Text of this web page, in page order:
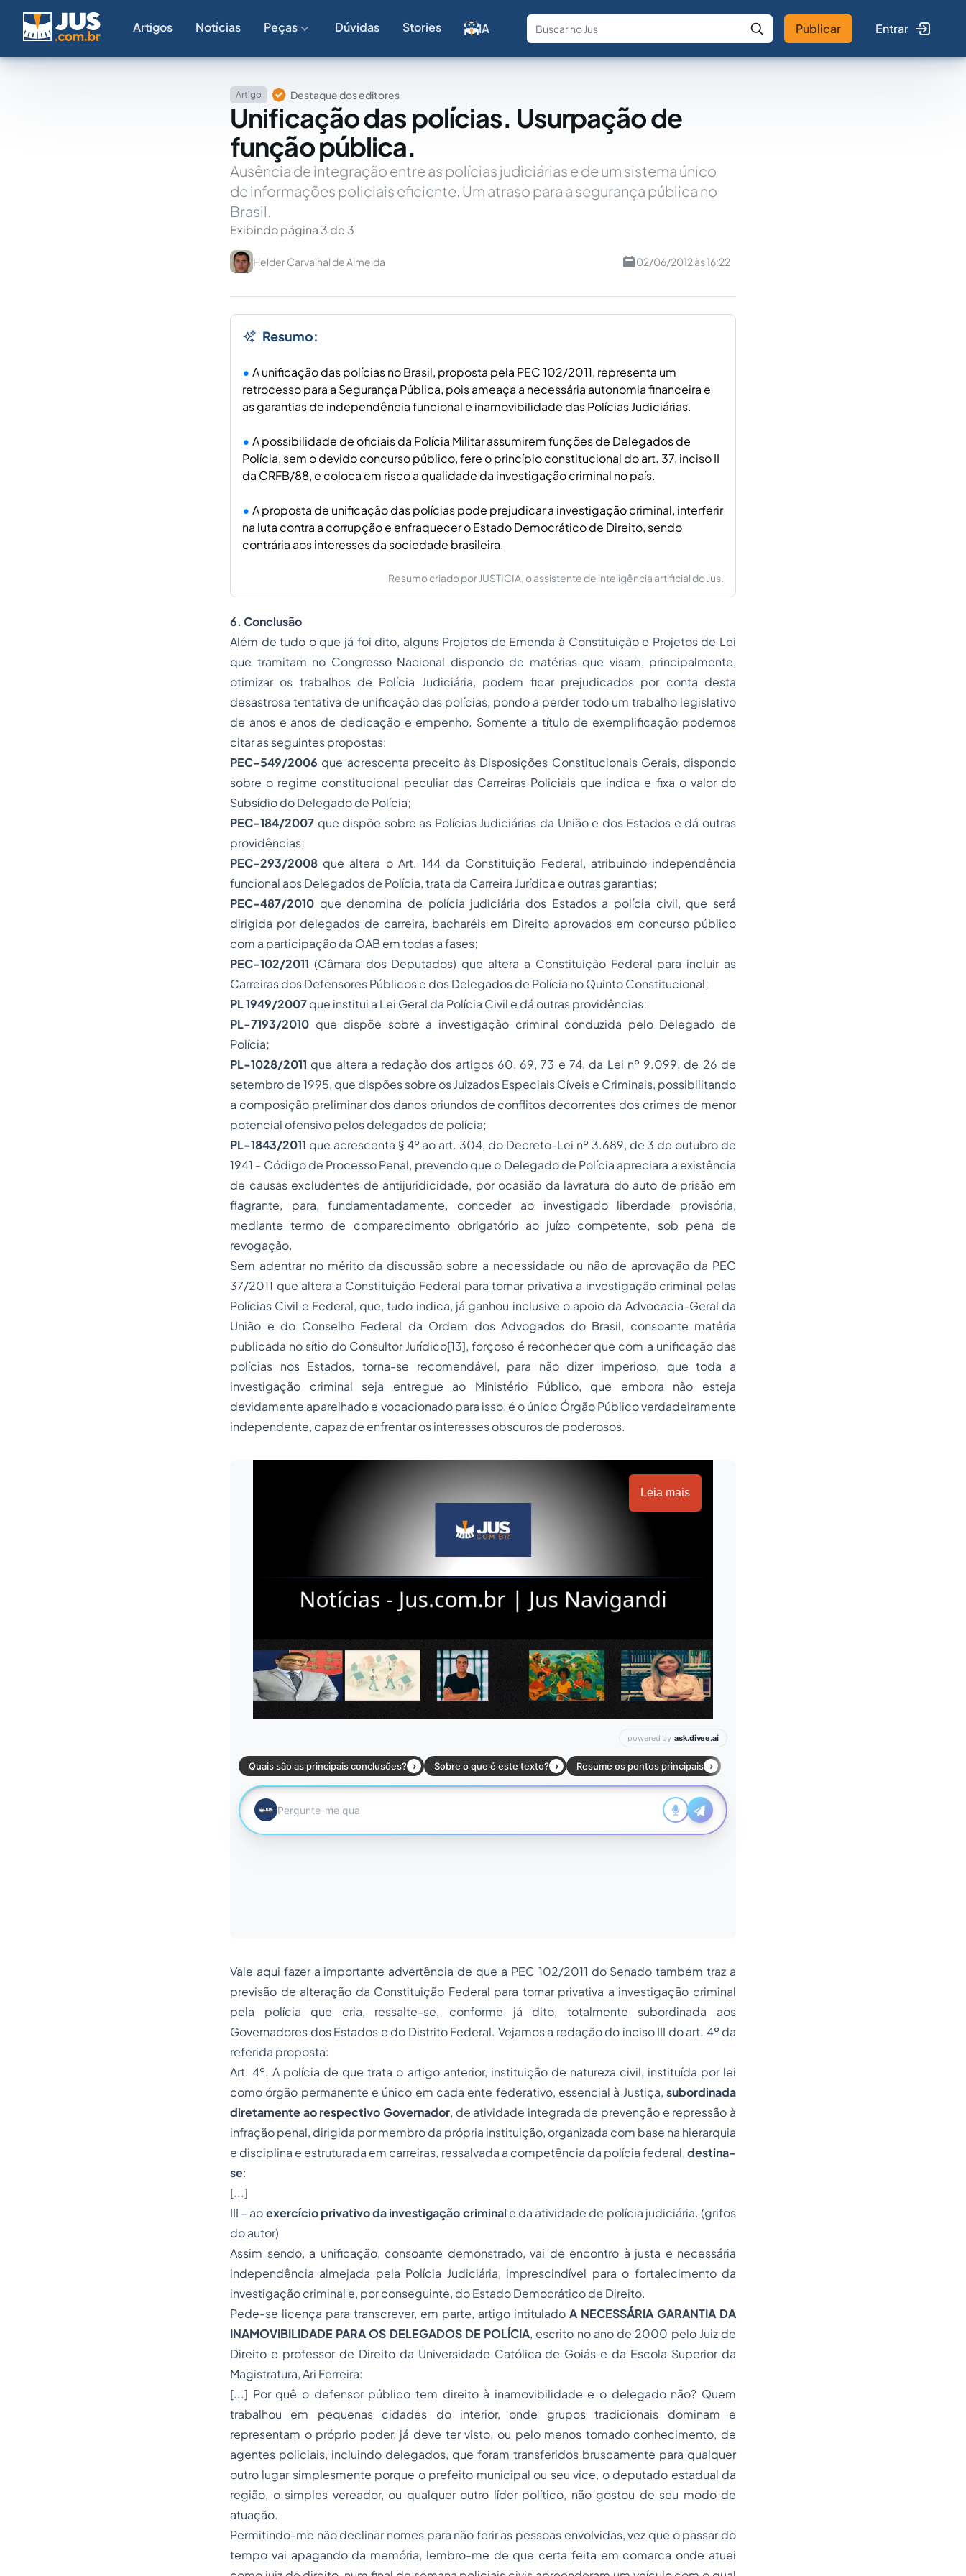
Artigos Notícias Peças Dúvidas Stories IA
Fale com a IA Buscar no Jus
Publicar Entrar
Artigo Destaque dos editores
Unificação das polícias. Usurpação de
função pública.
Ausência de integração entre as polícias judiciárias e de um sistema único
de informações policiais eficiente. Um atraso para a segurança pública no
Brasil.
Exibindo página 3 de 3
Helder Carvalhal de Almeida 02/06/2012 às 16:22
Resumo:
A unificação das polícias no Brasil, proposta pela PEC 102/2011, representa um
retrocesso para a Segurança Pública, pois ameaça a necessária autonomia financeira e
as garantias de independência funcional e inamovibilidade das Polícias Judiciárias.
A possibilidade de oficiais da Polícia Militar assumirem funções de Delegados de
Polícia, sem o devido concurso público, fere o princípio constitucional do art. 37, inciso II
da CRFB/88, e coloca em risco a qualidade da investigação criminal no país.
A proposta de unificação das polícias pode prejudicar a investigação criminal, interferir
na luta contra a corrupção e enfraquecer o Estado Democrático de Direito, sendo
contrária aos interesses da sociedade brasileira.
Resumo criado por JUSTICIA, o assistente de inteligência artificial do Jus.
6. Conclusão
Além de tudo o que já foi dito, alguns Projetos de Emenda à Constituição e Projetos de Lei
que tramitam no Congresso Nacional dispondo de matérias que visam, principalmente,
otimizar os trabalhos de Polícia Judiciária, podem ficar prejudicados por conta desta
desastrosa tentativa de unificação das polícias, pondo a perder todo um trabalho legislativo
de anos e anos de dedicação e empenho. Somente a título de exemplificação podemos
citar as seguintes propostas:
PEC-549/2006 que acrescenta preceito às Disposições Constitucionais Gerais, dispondo
sobre o regime constitucional peculiar das Carreiras Policiais que indica e fixa o valor do
Subsídio do Delegado de Polícia;
PEC-184/2007 que dispõe sobre as Polícias Judiciárias da União e dos Estados e dá outras
providências;
PEC-293/2008 que altera o Art. 144 da Constituição Federal, atribuindo independência
funcional aos Delegados de Polícia, trata da Carreira Jurídica e outras garantias;
PEC-487/2010 que denomina de polícia judiciária dos Estados a polícia civil, que será
dirigida por delegados de carreira, bacharéis em Direito aprovados em concurso público
com a participação da OAB em todas a fases;
PEC-102/2011 (Câmara dos Deputados) que altera a Constituição Federal para incluir as
Carreiras dos Defensores Públicos e dos Delegados de Polícia no Quinto Constitucional;
PL 1949/2007que institui a Lei Geral da Polícia Civil e dá outras providências;
PL-7193/2010 que dispõe sobre a investigação criminal conduzida pelo Delegado de
Polícia;
PL-1028/2011 que altera a redação dos artigos 60, 69, 73 e 74, da Lei nº 9.099, de 26 de
setembro de 1995, que dispões sobre os Juizados Especiais Cíveis e Criminais, possibilitando
a composição preliminar dos danos oriundos de conflitos decorrentes dos crimes de menor
potencial ofensivo pelos delegados de polícia;
PL-1843/2011 que acrescenta § 4º ao art. 304, do Decreto-Lei nº 3.689, de 3 de outubro de
1941 - Código de Processo Penal, prevendo que o Delegado de Polícia apreciara a existência
de causas excludentes de antijuridicidade, por ocasião da lavratura do auto de prisão em
flagrante, para, fundamentadamente, conceder ao investigado liberdade provisória,
mediante termo de comparecimento obrigatório ao juízo competente, sob pena de
revogação.
Sem adentrar no mérito da discussão sobre a necessidade ou não de aprovação da PEC
37/2011 que altera a Constituição Federal para tornar privativa a investigação criminal pelas
Polícias Civil e Federal, que, tudo indica, já ganhou inclusive o apoio da Advocacia-Geral da
União e do Conselho Federal da Ordem dos Advogados do Brasil, consoante matéria
publicada no sítio do Consultor Jurídico[13], forçoso é reconhecer que com a unificação das
polícias nos Estados, torna-se recomendável, para não dizer imperioso, que toda a
investigação criminal seja entregue ao Ministério Público, que embora não esteja
devidamente aparelhado e vocacionado para isso, é o único Órgão Público verdadeiramente
independente, capaz de enfrentar os interesses obscuros de poderosos.
Leia mais
Vale aqui fazer a importante advertência de que a PEC 102/2011 do Senado também traz a
previsão de alteração da Constituição Federal para tornar privativa a investigação criminal
pela polícia que cria, ressalte-se, conforme já dito, totalmente subordinada aos
Governadores dos Estados e do Distrito Federal. Vejamos a redação do inciso III do art. 4º da
referida proposta:
Art. 4º. A polícia de que trata o artigo anterior, instituição de natureza civil, instituída por lei
como órgão permanente e único em cada ente federativo, essencial à Justiça, subordinada
diretamente ao respectivo Governador, de atividade integrada de prevenção e repressão à
infração penal, dirigida por membro da própria instituição, organizada com base na hierarquia
e disciplina e estruturada em carreiras, ressalvada a competência da polícia federal,destina-
se:
[...]
III – aoexercício privativo da investigação criminal e da atividade de polícia judiciária. (grifos
do autor)
Assim sendo, a unificação, consoante demonstrado, vai de encontro à justa e necessária
independência almejada pela Polícia Judiciária, imprescindível para o fortalecimento da
investigação criminal e, por conseguinte, do Estado Democrático de Direito.
Pede-se licença para transcrever, em parte, artigo intitulado A NECESSÁRIA GARANTIA DA
INAMOVIBILIDADE PARA OS DELEGADOS DE POLÍCIA, escrito no ano de 2000 pelo Juiz de
Direito e professor de Direito da Universidade Católica de Goiás e da Escola Superior da
Magistratura, Ari Ferreira:
[...] Por quê o defensor público tem direito à inamovibilidade e o delegado não? Quem
trabalhou em pequenas cidades do interior, onde grupos tradicionais dominam e
representam o próprio poder, já deve ter visto, ou pelo menos tomado conhecimento, de
agentes policiais, incluindo delegados, que foram transferidos bruscamente para qualquer
outro lugar simplesmente porque o prefeito municipal ou seu vice, o deputado estadual da
região, o simples vereador, ou qualquer outro líder político, não gostou de seu modo de
atuação.
Permitindo-me não declinar nomes para não ferir as pessoas envolvidas, vez que o passar do
tempo vai apagando da memória, lembro-me de que certa feita em comarca onde atuei